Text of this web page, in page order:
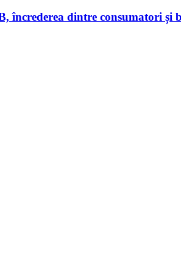
încrederea dintre consumatori și